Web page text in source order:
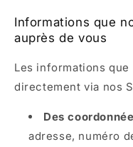
Informations que
auprès de vous
Les informations
directement via nos
Des
adresse, numéro